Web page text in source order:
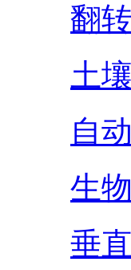
翻
土
自
生
垂